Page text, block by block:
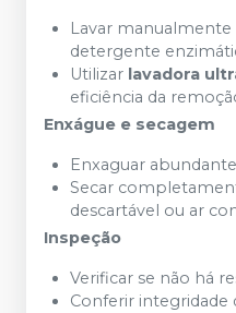
Lavar
detergente
Utilizar lavadora
eficiência da
Enxágue e secagem
Enxaguar
Secar
descartável ou ar
Inspeção
Verificar se não há
Conferir integridade